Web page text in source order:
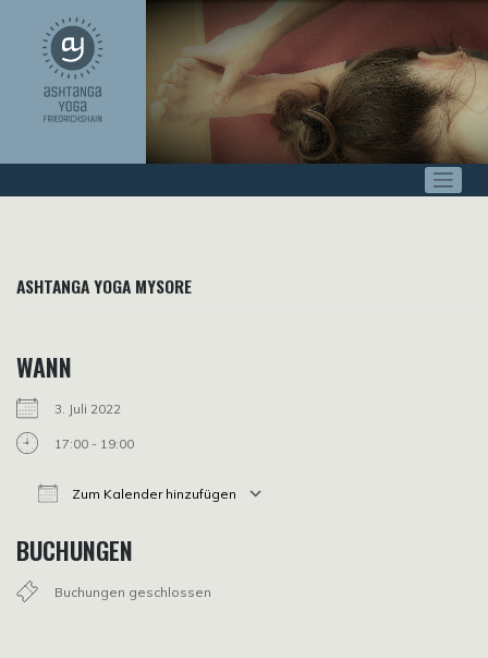
springen
ASHTANGA YOGA MYSORE
WANN
3. Juli 2022
17:00 - 19:00
Zum Kalender hinzufügen
BUCHUNGEN
Buchungen geschlossen